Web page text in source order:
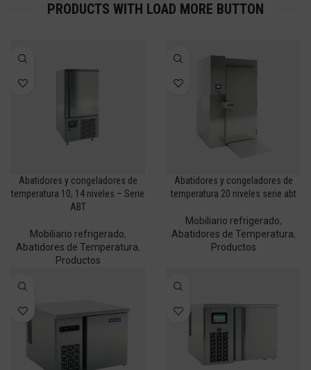
PRODUCTS WITH LOAD MORE BUTTON
Abatidores y congeladores de
temperatura 10, 14 niveles – Serie
ABT
Mobiliario refrigerado,
Abatidores de Temperatura,
Productos
Abatidores y congeladores de
temperatura 20 niveles serie abt
Mobiliario refrigerado,
Abatidores de Temperatura,
Productos